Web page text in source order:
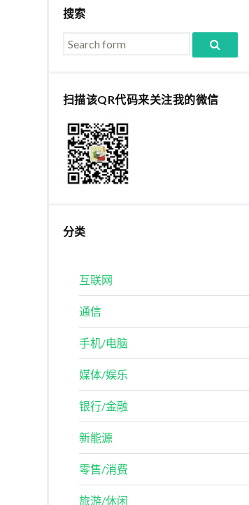
搜索
扫描该QR代码来关注我的微信
分类
互联网
通信
手机/电脑
媒体/娱乐
银行/金融
新能源
零售/消费
旅游/休闲